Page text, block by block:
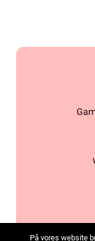
På vores website